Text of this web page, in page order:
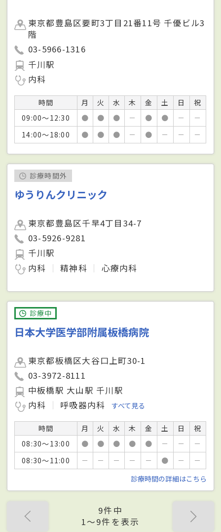
東京都豊島区要町3丁目21番11号 千優ビル3
階
03-5966-1316
千川駅
内科
時間 月 火 水 木 金 土 日
祝
09:00～12:30
● ● ● － ● ● －
－
14:00～18:00
● ● ● － ● － － －
診療時間外
ゆうりんクリニック
東京都豊島区千早4丁目34-7
03-5926-9281
千川駅
内科
精神科 心療内科
診療中
日本大学医学部附属板橋病院
東京都板橋区大谷口上町30-1
03-3972-8111
中板橋駅 大山駅 千川駅
内科
呼吸器内科 すべて見る
時間 月 火 水 木 金 土 日
祝
08:30～13:00
● ● ● ● ● － －
－
08:30～11:00
－ － － － － ● －
－
診療時間の詳細はこちら
9件中
1〜9件を表示